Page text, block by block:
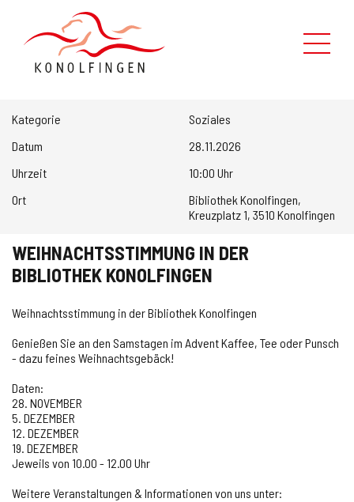
WEIHNACHTSSTIMMUNG IN DER
BIBLIOTHEK KONOLFINGEN
Weihnachtsstimmung in der Bibliothek Konolfingen
Genießen Sie an den Samstagen im Advent Kaffee, Tee oder Punsch
- dazu feines Weihnachtsgebäck!
Daten:
28. NOVEMBER
5. DEZEMBER
12. DEZEMBER
19. DEZEMBER
Jeweils von 10.00 - 12.00 Uhr
Weitere Veranstaltungen & Informationen von uns unter:
Kategorie
Soziales
Datum
28.11.2026
Uhrzeit
10:00 Uhr
Ort
Bibliothek Konolfingen,
Kreuzplatz 1, 3510 Konolfingen
Verwaltung
Über uns
Suche
Schnellzugriff
Onlineschalter
News
Veranstaltungen